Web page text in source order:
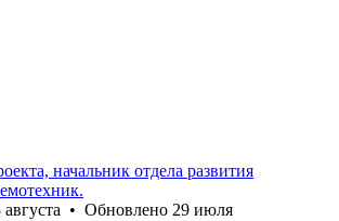
начальник отдела развития
августа • Обновлено 29 июля